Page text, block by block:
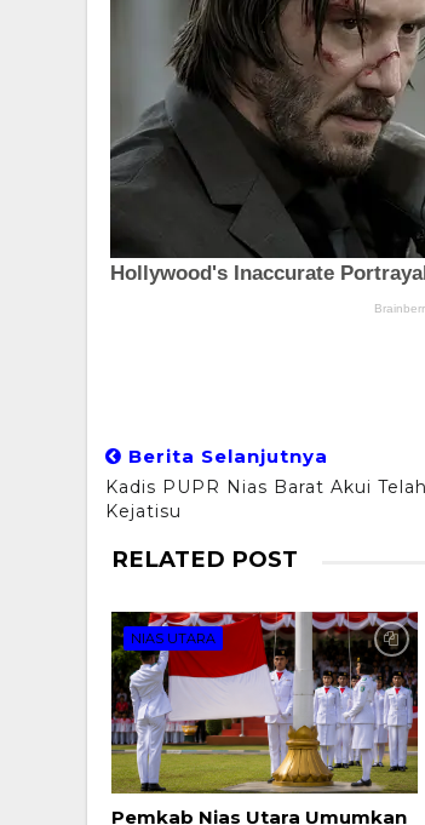
Berita Selanjutnya
Kadis PUPR Nias Barat Akui
Kejatisu
RELATED POST
NIAS UTARA
Pemkab Nias Utara Umumkan